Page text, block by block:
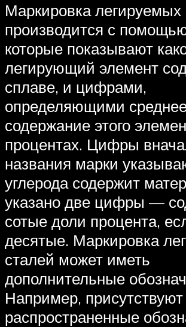
Маркировка легируемых
производится с
которые показывают
легирующий элемент
сплаве, и цифрами,
определяющими
содержание этого
процентах. Цифры
названия марки
углерода содержит
указано две цифры —
сотые доли процента,
десятые. Маркировка
сталей может иметь
дополнительные
Например, присутствуют
распространенные